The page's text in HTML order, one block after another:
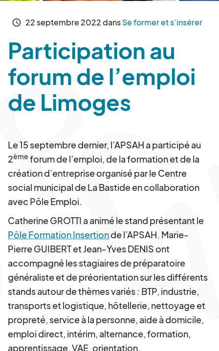
schedule 22septembre 2022dansSe former et s’insérer
Participation au
forum de l’emploi
de Limoges
Le 15 septembre dernier, l’APSAH a participé au
2ème forum de l’emploi, de la formation et de la
création d’entreprise organisé par le Centre
social municipal de La Bastide en collaboration
avec Pôle Emploi.
Catherine GROTTI a animé le stand présentant le
Pôle Formation Insertionde l’APSAH. Marie-
Pierre GUIBERT et Jean-Yves DENIS ont
accompagné les stagiaires de préparatoire
généraliste et de préorientation sur les différents
stands autour de thèmes variés : BTP, industrie,
transports et logistique, hôtellerie, nettoyage et
propreté, service à la personne, aide à domicile,
emploi direct, intérim, alternance, formation,
apprentissage, VAE, orientation.